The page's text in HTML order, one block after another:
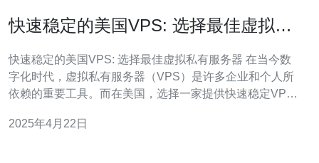
快速稳定的美国VPS: 选择最佳虚拟私
快速稳定的美国VPS: 选择最佳虚拟私有服务器 在当今数
字化时代，虚拟私有服务器（VPS）是许多企业和个人所
依赖的重要工具。而在美国，选择一家提供快速稳定VPS
美国VPS，以满足您的需求。 在选择美国VPS供应商时，
2025年4月22日